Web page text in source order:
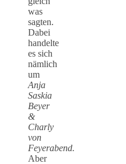
was
sagten.
Dabei
handelte
es sich
nämlich
um
Anja
Saskia
Beyer
&
Charly
von
Feyerabend.
Aber